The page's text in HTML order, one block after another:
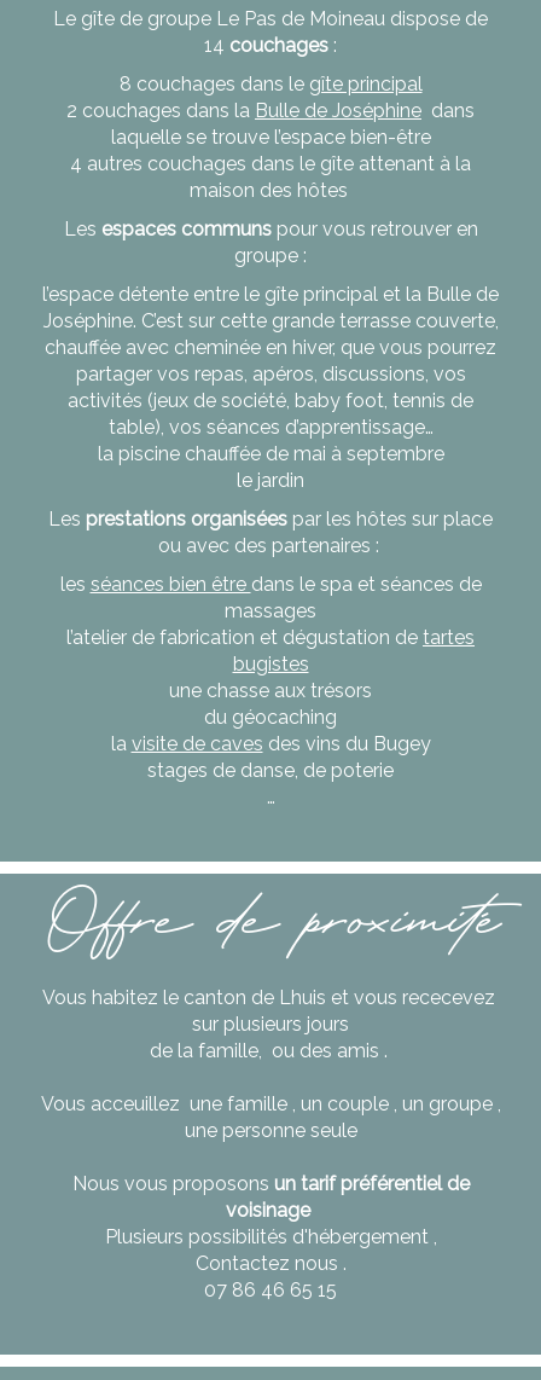
Le gîte de groupe Le Pas de Moineau dispose de
14 couchages :
8 couchages dans le gîte principal
2 couchages dans la Bulle de Joséphine dans
laquelle se trouve l’espace bien-être
4 autres couchages dans le gîte attenant à la
maison des hôtes
Les espaces communspour vous retrouver en
groupe :
l’espace détente entre le gîte principal et la Bulle de
Joséphine. C’est sur cette grande terrasse couverte,
chauffée avec cheminée en hiver, que vous pourrez
partager vos repas, apéros, discussions, vos
activités (jeux de société, baby foot, tennis de
table), vos séances d’apprentissage…
la piscine chauffée de mai à septembre
le jardin
Les prestations organisées par les hôtes sur place
ou avec des partenaires :
les séances bien être dans le spa et séances de
massages
l’atelier de fabrication et dégustation de tartes
bugistes
une chasse aux trésors
du géocaching
la visite de caves des vins du Bugey
stages de danse, de poterie
…
Offre de proximité
Vous habitez le canton de Lhuis et vous rececevez
sur plusieurs jours
de la famille, ou des amis .
Vous acceuillez une famille , un couple , un groupe ,
une personne seule
Nous vous proposons un tarif préférentiel de
voisinage
Plusieurs possibilités d'hébergement ,
Contactez nous .
07 86 46 65 15